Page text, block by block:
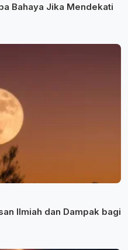
Bahaya Jika Mendekati
Ilmiah dan Dampak bagi